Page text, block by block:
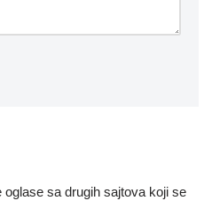
sa drugih sajtova koji se